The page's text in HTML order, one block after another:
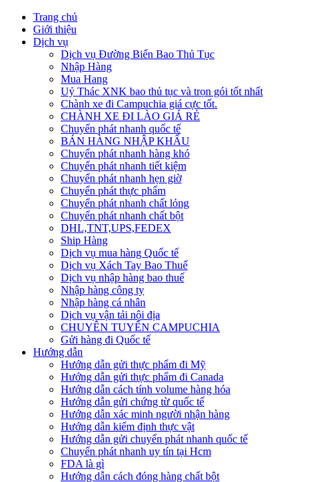
Trang chủ
Giới thiệu
Dịch vụ
Dịch vụ Đường Biển Bao Thủ Tục
Nhập Hàng
Mua Hang
Uỷ Thác XNK bao thủ tục và trọn gói tốt nhất
Chành xe đi Campuchia giá cực tốt.
CHÀNH XE ĐI LÀO GIÁ RẺ
Chuyển phát nhanh quốc tế
BÁN HÀNG NHẬP KHẨU
Chuyển phát nhanh hàng khó
Chuyển phát nhanh tiết kiệm
Chuyển phát nhanh hẹn giờ
Chuyển phát thực phẩm
Chuyển phát nhanh chất lỏng
Chuyển phát nhanh chất bột
DHL,TNT,UPS,FEDEX
Ship Hàng
Dịch vụ mua hàng Quốc tế
Dịch vụ Xách Tay Bao Thuế
Dịch vụ nhập hàng bao thuế
Nhập hàng công ty
Nhập hàng cá nhân
Dịch vụ vận tải nội địa
CHUYÊN TUYẾN CAMPUCHIA
Gửi hàng đi Quốc tế
Hướng dẫn
Hướng dẫn gửi thực phẩm đi Mỹ
Hướng dẫn gửi thực phẩm đi Canada
Hướng dẫn cách tính volume hàng hóa
Hướng dẫn gửi chứng từ quốc tế
Hướng dẫn xác minh người nhận hàng
Hướng dẫn kiểm định thực vật
Hướng dẫn gửi chuyển phát nhanh quốc tế
Chuyển phát nhanh uy tín tại Hcm
FDA là gì
Hướng dẫn cách đóng hàng chất bột